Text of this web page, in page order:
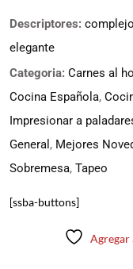
Descriptores: complejo
elegante
Categoria: Carnes al
Cocina Española,
Impresionar a
General , Mejores
Sobremesa, Tapeo
[ssba-buttons]
Agregar